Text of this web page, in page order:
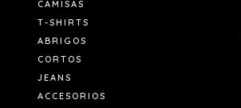
CAMISAS
T-SHIRTS
ABRIGOS
CORTOS
JEANS
ACCESORIOS